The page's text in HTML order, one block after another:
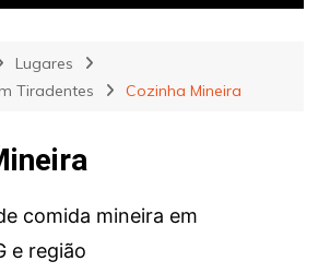
Lugares
Tiradentes
Cozinha Mineira
comida mineira em
e região